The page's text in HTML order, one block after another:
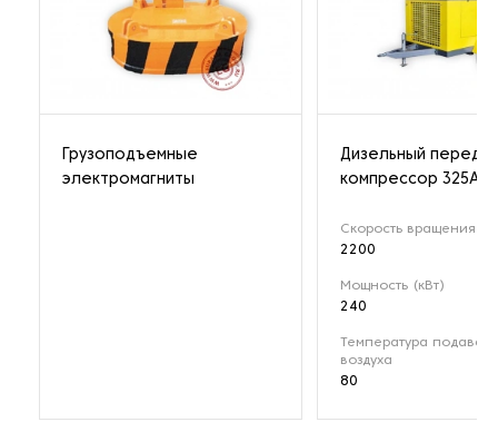
Грузоподъемные
электромагниты
Дизельный
компрессор 325A
Скорость вращения
2200
Мощность (кВт)
240
Температура
воздуха
80